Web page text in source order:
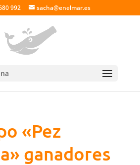
992 sacha@enelmar.es
«Pez
ganadores